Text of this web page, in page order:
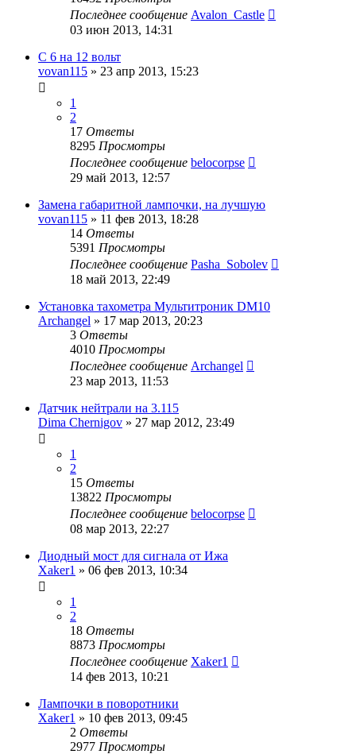
Последнее сообщение Avalon_Castle
03 июн 2013, 14:31
С 6 на 12 вольт
vovan115 » 23 апр 2013, 15:23
1
2
17 Ответы
8295 Просмотры
Последнее сообщение belocorpse
29 май 2013, 12:57
Замена габаритной лампочки, на лучшую
vovan115 » 11 фев 2013, 18:28
14 Ответы
5391 Просмотры
Последнее сообщение Pasha_Sobolev
18 май 2013, 22:49
Установка тахометра Мультитроник DM10
Archangel » 17 мар 2013, 20:23
3 Ответы
4010 Просмотры
Последнее сообщение Archangel
23 мар 2013, 11:53
Датчик нейтрали на 3.115
Dima Chernigov » 27 мар 2012, 23:49
1
2
15 Ответы
13822 Просмотры
Последнее сообщение belocorpse
08 мар 2013, 22:27
Диодный мост для сигнала от Ижа
Xaker1 » 06 фев 2013, 10:34
1
2
18 Ответы
8873 Просмотры
Последнее сообщение Xaker1
14 фев 2013, 10:21
Лампочки в поворотники
Xaker1 » 10 фев 2013, 09:45
2 Ответы
2977 Просмотры